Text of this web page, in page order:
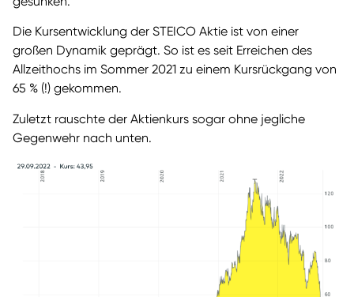
Die Kursentwicklung der STEICO Aktie ist von einer
großen Dynamik geprägt. So ist es seit Erreichen des
Allzeithochs im Sommer 2021 zu einem Kursrückgang von
65 % (!) gekommen.
Zuletzt rauschte der Aktienkurs sogar ohne jegliche
Gegenwehr nach unten.